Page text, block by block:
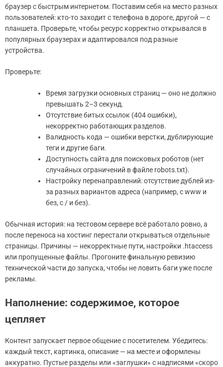
браузер с быстрым интернетом. Поставим себя на место разных
пользователей: кто-то заходит с телефона в дороге, другой — с
планшета. Проверьте, чтобы ресурс корректно открывался в
популярных браузерах и адаптировался под разные
устройства.
Проверьте:
Время загрузки основных страниц — оно не должно
превышать 2–3 секунд.
Отсутствие битых ссылок (404 ошибки),
некорректно работающих разделов.
Валидность кода — ошибки верстки, дублирующие
теги и другие баги.
Доступность сайта для поисковых роботов (нет
случайных ограничений в файле robots.txt).
Настройку перенаправлений: отсутствие дублей из-
за разных вариантов адреса (например, с www и
без, с / и без).
Обычная история: на тестовом сервере всё работало ровно, а
после переноса на хостинг перестали открываться отдельные
страницы. Причины — некорректные пути, настройки .htaccess
или пропущенные файлы. Прогоните финальную ревизию
технической части до запуска, чтобы не ловить баги уже после
рекламы.
Наполнение: содержимое, которое
цепляет
Контент запускает первое общение с посетителем. Убедитесь:
каждый текст, картинка, описание — на месте и оформлены
аккуратно. Пустые разделы или «заглушки» с надписями «скоро